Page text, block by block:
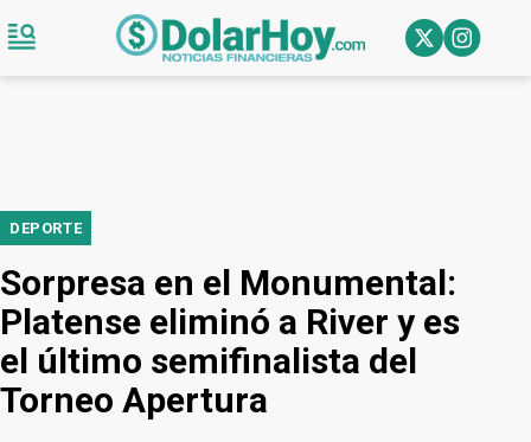
DEPORTE
Sorpresa en el Monumental:
Platense eliminó a River y es
el último semifinalista del
Torneo Apertura